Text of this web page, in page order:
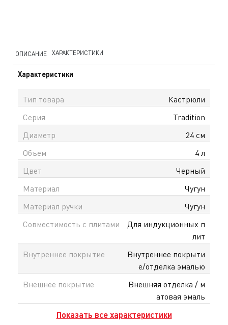
ОПИСАНИЕ ХАРАКТЕРИСТИКИ
Характеристики
Тип товара
Кастрюли
Серия
Tradition
Диаметр
24 см
Объем
4 л
Цвет
Черный
Материал
Чугун
Материал ручки
Чугун
Совместимость с плитами
Для индукционных п
лит
Внутреннее покрытие
Внутреннее покрыти
е/отделка эмалью
Внешнее покрытие
Внешняя отделка / м
атовая эмаль
Показать все характеристики